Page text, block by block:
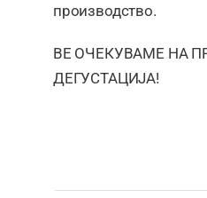
производство.
ВЕ ОЧЕКУВАМЕ НА
ДЕГУСТАЦИЈА!